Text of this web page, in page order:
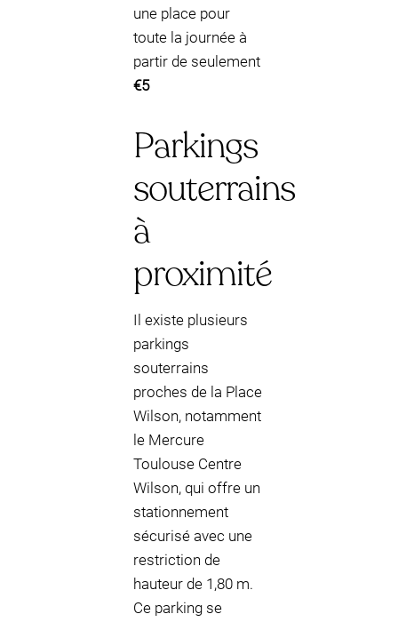
une place pour
toute la journée à
partir de seulement
€5
Parkings
souterrains
à
proximité
Il existe plusieurs
parkings
souterrains
proches de la Place
Wilson, notamment
le Mercure
Toulouse Centre
Wilson, qui offre un
stationnement
sécurisé avec une
restriction de
hauteur de 1,80 m.
Ce parking se